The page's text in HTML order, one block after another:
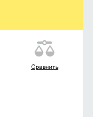
Сравнить